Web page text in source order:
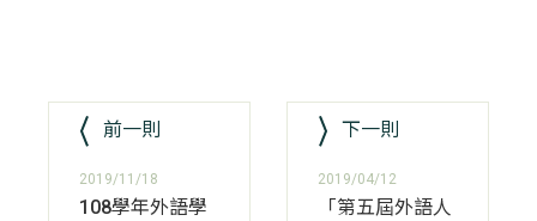
前一則
2019/11/18
108學年外語學
下一則
2019/04/12
「第五屆外語人